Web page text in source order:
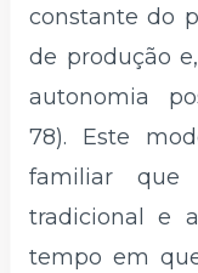
constante do
de produção
autonomia
78). Este
familiar que
tradicional e
tempo em